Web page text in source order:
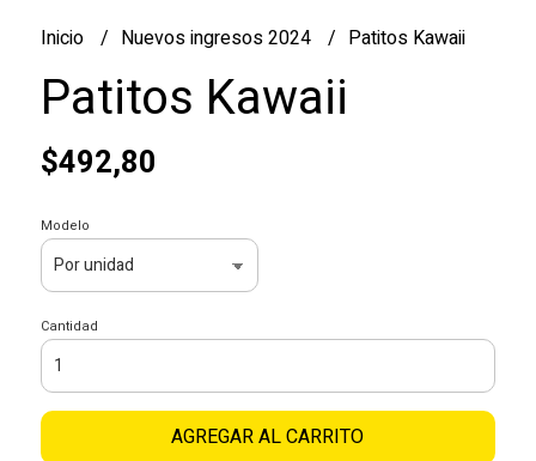
Inicio Nuevos ingresos 2024 Patitos Kawaii
Patitos Kawaii
$492,80
Modelo
Cantidad
AGREGAR AL CARRITO